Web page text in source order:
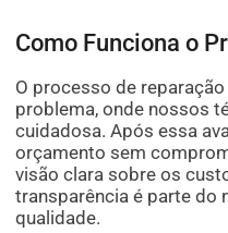
Como Funciona o
O processo de
problema, onde nossos
cuidadosa. Após essa
orçamento sem
visão clara sobre os
transparência é parte
qualidade.